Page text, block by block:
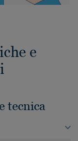
e
tecnica